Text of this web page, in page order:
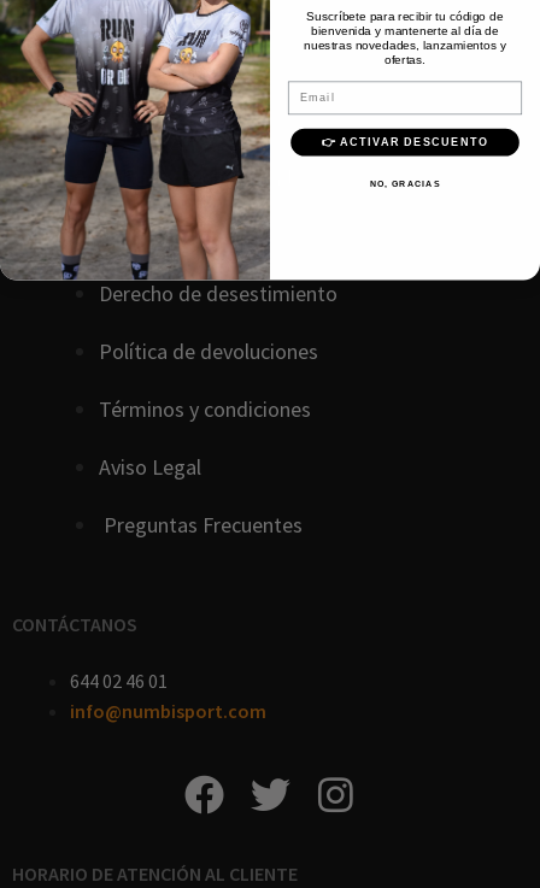
Blog
Hazte Distribuidor
Política de privacidad
Política de cookies
Derecho de desestimiento
Política de devoluciones
Términos y condiciones
Aviso Legal
Preguntas Frecuentes
CONTÁCTANOS
644 02 46 01
info@numbisport.com
HORARIO DE ATENCIÓN AL CLIENTE
Suscríbete para recibir tu código de
bienvenida y mantenerte al día de
nuestras novedades, lanzamientos y
ofertas.
Email
👉 ACTIVAR DESCUENTO
NO, GRACIAS